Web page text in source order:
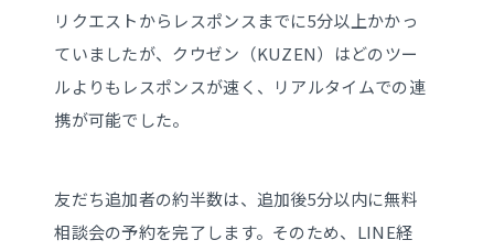
リクエストからレスポンスまでに5分以上かかっ
ていましたが、クウゼン（KUZEN）はどのツー
ルよりもレスポンスが速く、リアルタイムでの連
携が可能でした。
友だち追加者の約半数は、追加後5分以内に無料
相談会の予約を完了します。そのため、LINE経